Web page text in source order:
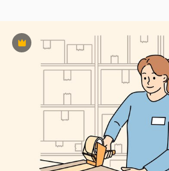
Premium